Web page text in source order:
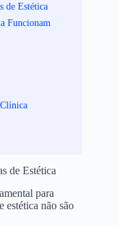
de Estética
Funcionam
de Estética
para
estética não são